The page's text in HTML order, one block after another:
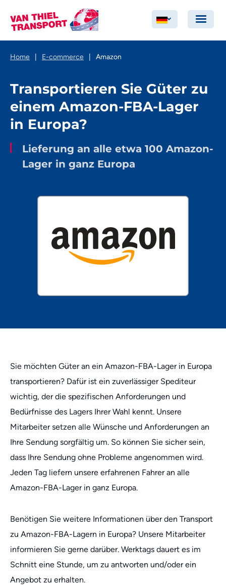
Home E-commerce Amazon
Transportieren Sie Güter zu
einem Amazon-FBA-Lager
in Europa?
Lieferung an alle etwa 100 Amazon-
Lager in ganz Europa
Sie möchten Güter an ein Amazon-FBA-Lager in Europa
transportieren? Dafür ist ein zuverlässiger Spediteur
wichtig, der die spezifischen Anforderungen und
Bedürfnisse des Lagers Ihrer Wahl kennt. Unsere
Mitarbeiter setzen alle Wünsche und Anforderungen an
Ihre Sendung sorgfältig um. So können Sie sicher sein,
dass Ihre Sendung ohne Probleme angenommen wird.
Jeden Tag liefern unsere erfahrenen Fahrer an alle
Amazon-FBA-Lager in ganz Europa.
Benötigen Sie weitere Informationen über den Transport
zu Amazon-FBA-Lagern in Europa? Unsere Mitarbeiter
informieren Sie gerne darüber. Werktags dauert es im
Schnitt eine Stunde, um zu antworten und/oder ein
Angebot zu erhalten.